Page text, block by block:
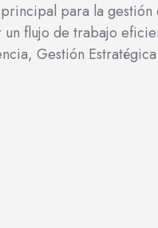
para la gestión
flujo de trabajo
Gestión